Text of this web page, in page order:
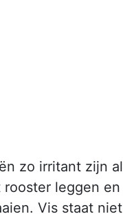
zo irritant zijn
leggen
Vis staat